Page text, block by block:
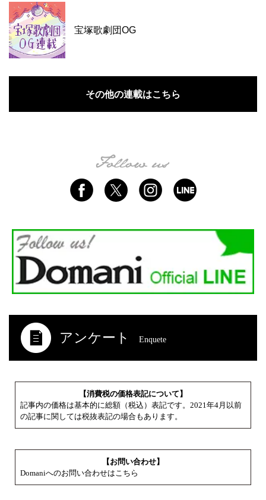
宝塚歌劇団OG
その他の連載はこちら
アンケート Enquete
【消費税の価格表記について】
記事内の価格は基本的に総額（税込）表記です。2021年4月以前
の記事に関しては税抜表記の場合もあります。
【お問い合わせ】
Domaniへのお問い合わせはこちら